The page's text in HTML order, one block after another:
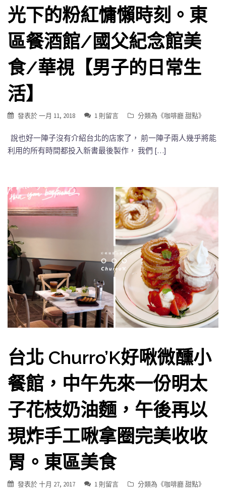
光下的粉紅慵懶時刻。東
區餐酒館/國父紀念館美
食/華視【男子的日常生
活】
發表於一月 11, 2018 1 則留言 分類為《咖啡廳 甜點》
說也好一陣子沒有介紹台北的店家了， 前一陣子兩人幾乎將能
利用的所有時間都投入新書最後製作， 我們 […]
台北 Churro’K好啾微醺小
餐館，中午先來一份明太
子花枝奶油麵，午後再以
現炸手工啾拿圈完美收收
胃。東區美食
發表於十月 27, 2017 1 則留言 分類為《咖啡廳 甜點》